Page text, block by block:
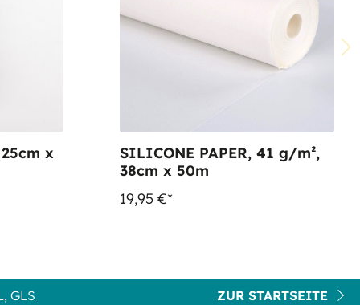
x
SILICONE PAPER, 41 g/m²,
38cm x 50m
19,95 €*
GLS ZUR STARTSEITE